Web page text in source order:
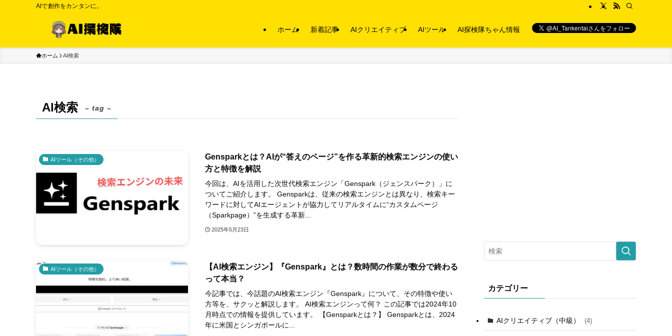
AIで創作をカンタンに。
ホーム 新着記事 AIクリエイティブ AIツール AI探検隊ちゃん情報
ホーム AI検索
AI検索 – tag –
AIツール（その他）
Gensparkとは？AIが“答えのページ”を作る革新的検索エンジンの使い
方と特徴を解説
今回は、AIを活用した次世代検索エンジン「Genspark（ジェンスパーク）」に
ついてご紹介します。 Gensparkは、従来の検索エンジンとは異なり、検索キー
ワードに対してAIエージェントが協力してリアルタイムに“カスタムページ
（Sparkpage）”を生成する革新...
2025年5月23日
AIツール（その他）
【AI検索エンジン】『Genspark』とは？数時間の作業が数分で終わる
って本当？
今記事では、今話題のAI検索エンジン『Genspark』について、その特徴や使い
方等を、サクッと解説します。 AI検索エンジンって何？ この記事では2024年10
月時点での情報を提供しています。 【Gensparkとは？】 Gensparkとは、2024
年に米国とシンガポールに...
カテゴリー
AIクリエイティブ（中級） (4)